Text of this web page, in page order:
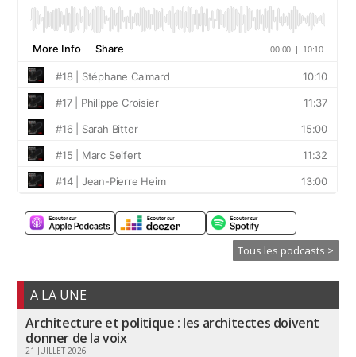
Tous les podcasts >
A LA UNE
Architecture et politique : les architectes doivent
donner de la voix
21 JUILLET 2026